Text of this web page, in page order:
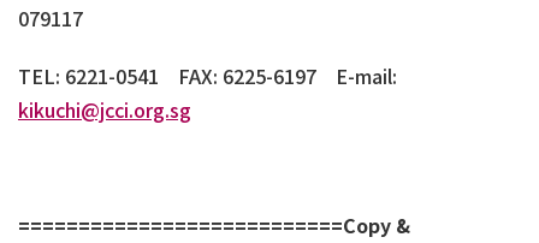
079117
TEL: 6221-0541 FAX: 6225-6197 E-mail:
kikuchi@jcci.org.sg
===========================Copy &